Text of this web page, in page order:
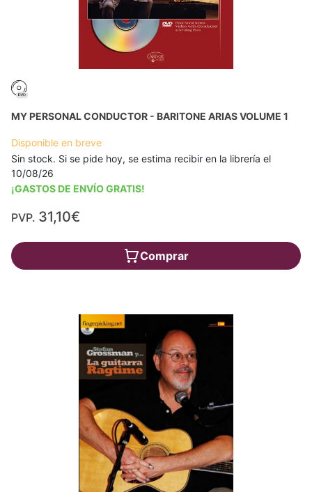
MY PERSONAL CONDUCTOR - BARITONE ARIAS VOLUME 1
Disponible en breve
Sin stock. Si se pide hoy, se estima recibir en la librería el
10/08/26
¡GASTOS DE ENVÍO GRATIS!
PVP. 31,10€
Comprar